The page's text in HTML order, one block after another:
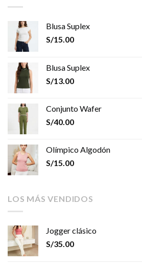
Blusa Suplex
S/15.00
Blusa Suplex
S/13.00
Conjunto Wafer
S/40.00
Olímpico Algodón
S/15.00
LOS MÁS VENDIDOS
Jogger clásico
S/35.00